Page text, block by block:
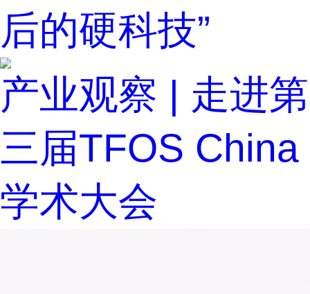
后的硬科技”
产业观察 | 走进第
三届TFOS China
学术大会